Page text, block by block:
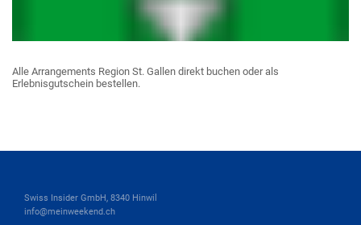
Alle Arrangements Region St. Gallen direkt buchen oder als
Erlebnisgutschein bestellen.
Swiss Insider GmbH, 8340 Hinwil
info@meinweekend.ch